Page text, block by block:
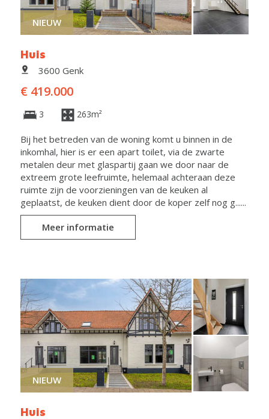
NIEUW
Huis
3600 Genk
€ 419.000
3 263m²
Bij het betreden van de woning komt u binnen in de
inkomhal, hier is er een apart toilet, via de zwarte
metalen deur met glaspartij gaan we door naar de
extreem grote leefruimte, helemaal achteraan deze
ruimte zijn de voorzieningen van de keuken al
geplaatst, de keuken dient door de koper zelf nog g......
Meer informatie
NIEUW
Huis